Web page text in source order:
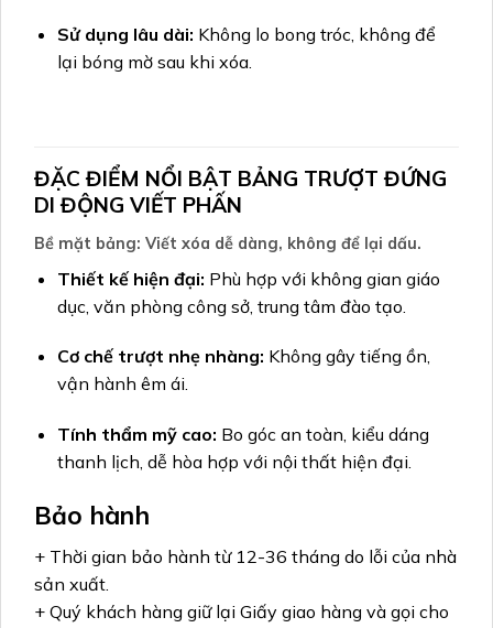
Sử dụng lâu dài: Không lo bong tróc, không để
lại bóng mờ sau khi xóa.
ĐẶC ĐIỂM NỔI BẬT BẢNG TRƯỢT ĐỨNG
DI ĐỘNG VIẾT PHẤN
Bề mặt bảng: Viết xóa dễ dàng, không để lại dấu.
Thiết kế hiện đại: Phù hợp với không gian giáo
dục, văn phòng công sở, trung tâm đào tạo.
Cơ chế trượt nhẹ nhàng: Không gây tiếng ồn,
vận hành êm ái.
Tính thẩm mỹ cao: Bo góc an toàn, kiểu dáng
thanh lịch, dễ hòa hợp với nội thất hiện đại.
Bảo hành
+ Thời gian bảo hành từ 12-36 tháng do lỗi của nhà
sản xuất.
+ Quý khách hàng giữ lại Giấy giao hàng và gọi cho